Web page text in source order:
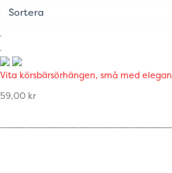
Vita körsbärsörhängen, små med
59,00 kr